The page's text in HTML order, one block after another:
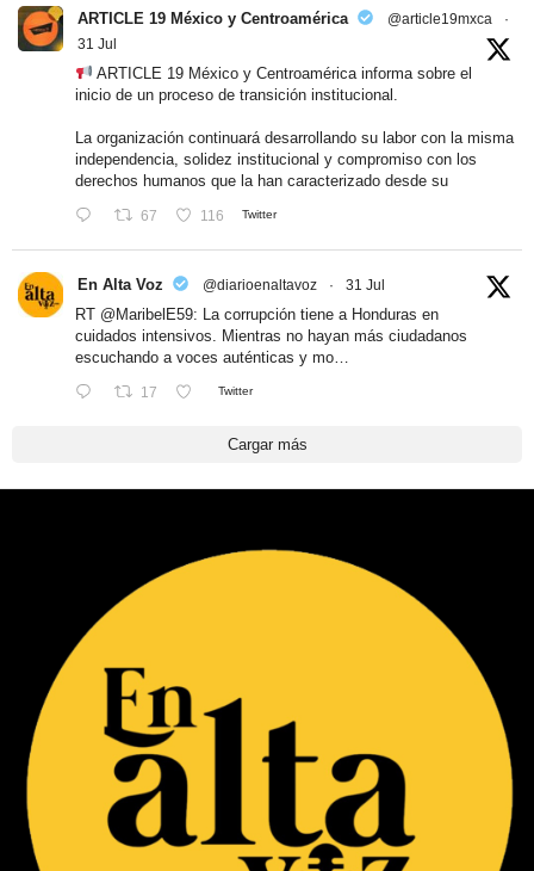
ARTICLE 19 México y Centroamérica @article19mxca
·
31 Jul
ARTICLE 19 México y Centroamérica informa sobre el
inicio de un proceso de transición institucional.
La organización continuará desarrollando su labor con la misma
independencia, solidez institucional y compromiso con los
derechos humanos que la han caracterizado desde su
67 116 Twitter
En Alta Voz @diarioenaltavoz · 31 Jul
RT @MaribelE59: La corrupción tiene a Honduras en
cuidados intensivos. Mientras no hayan más ciudadanos
escuchando a voces auténticas y mo…
17 Twitter
Cargar más